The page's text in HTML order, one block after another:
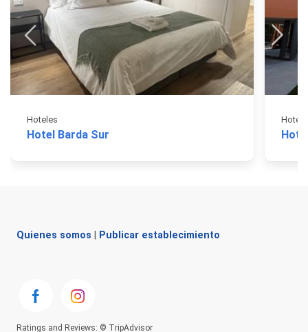
Hoteles
Hotel Barda Sur
Quienes somos Publicar establecimiento
Ratings and Reviews: © TripAdvisor